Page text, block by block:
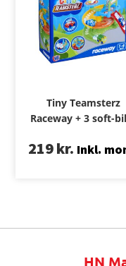
Tiny Teamsterz
Raceway + 3 soft-
219kr. Inkl.
HN